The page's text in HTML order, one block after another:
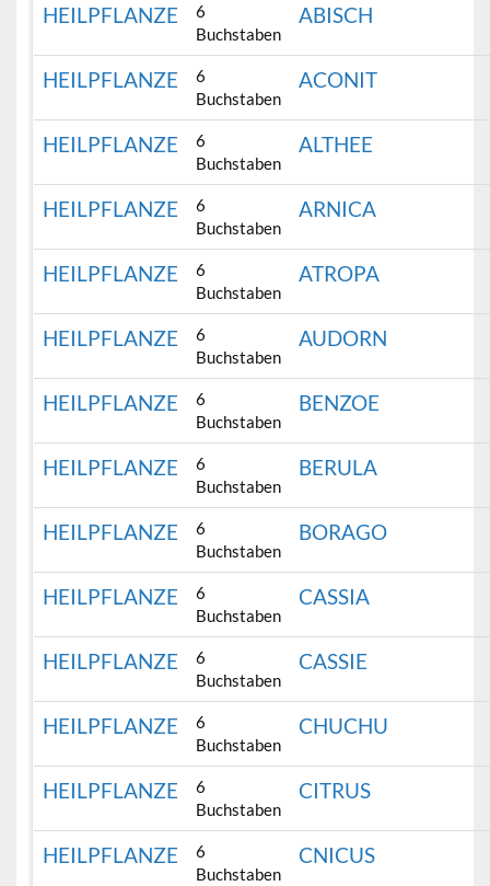
HEILPFLANZE
6
Buchstaben
ABISCH
HEILPFLANZE
6
Buchstaben
ACONIT
HEILPFLANZE
6
Buchstaben
ALTHEE
HEILPFLANZE
6
Buchstaben
ARNICA
HEILPFLANZE
6
Buchstaben
ATROPA
HEILPFLANZE
6
Buchstaben
AUDORN
HEILPFLANZE
6
Buchstaben
BENZOE
HEILPFLANZE
6
Buchstaben
BERULA
HEILPFLANZE
6
Buchstaben
BORAGO
HEILPFLANZE
6
Buchstaben
CASSIA
HEILPFLANZE
6
Buchstaben
CASSIE
HEILPFLANZE
6
Buchstaben
CHUCHU
HEILPFLANZE
6
Buchstaben
CITRUS
HEILPFLANZE
6
Buchstaben
CNICUS